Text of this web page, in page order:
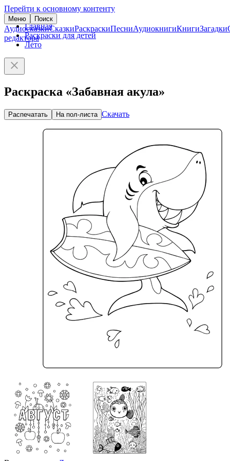
Перейти к основному контенту
Меню Поиск
АудиосказкиСказкиРаскраскиПесниАудиокнигиКнигиЗагадки
редактора
Главная
Раскраски для детей
Лето
Раскраска «Забавная акула»
Распечатать На пол-листа Скачать